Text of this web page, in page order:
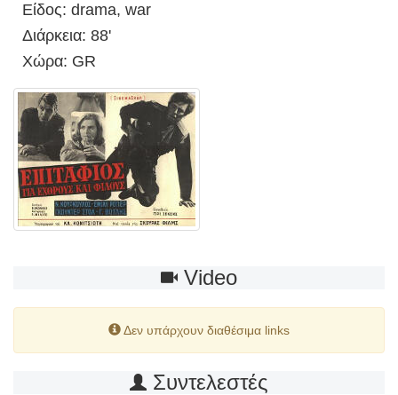
Είδος: drama, war
Διάρκεια: 88'
Χώρα: GR
Video
Δεν υπάρχουν διαθέσιμα links
Συντελεστές